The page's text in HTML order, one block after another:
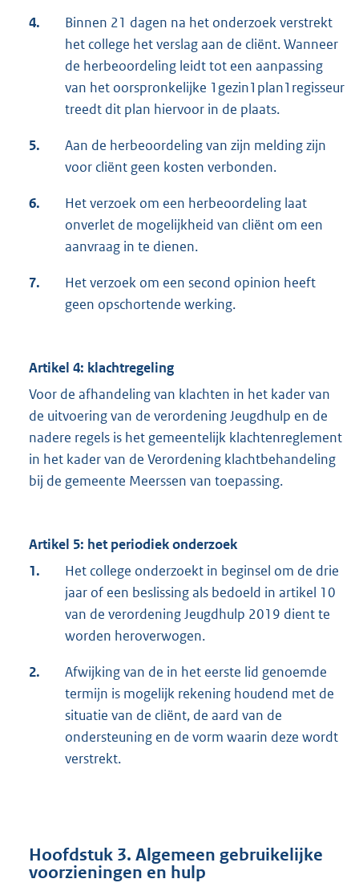
4.
Binnen 21 dagen na het onderzoek verstrekt
het college het verslag aan de cliënt. Wanneer
de herbeoordeling leidt tot een aanpassing
van het oorspronkelijke 1gezin1plan1regisseur
treedt dit plan hiervoor in de plaats.
5.
Aan de herbeoordeling van zijn melding zijn
voor cliënt geen kosten verbonden.
6.
Het verzoek om een herbeoordeling laat
onverlet de mogelijkheid van cliënt om een
aanvraag in te dienen.
7.
Het verzoek om een second opinion heeft
geen opschortende werking.
Artikel 4: klachtregeling
Voor de afhandeling van klachten in het kader van
de uitvoering van de verordening Jeugdhulp en de
nadere regels is het gemeentelijk klachtenreglement
in het kader van de Verordening klachtbehandeling
bij de gemeente Meerssen van toepassing.
Artikel 5: het periodiek onderzoek
1.
Het college onderzoekt in beginsel om de drie
jaar of een beslissing als bedoeld in artikel 10
van de verordening Jeugdhulp 2019 dient te
worden heroverwogen.
2.
Afwijking van de in het eerste lid genoemde
termijn is mogelijk rekening houdend met de
situatie van de cliënt, de aard van de
ondersteuning en de vorm waarin deze wordt
verstrekt.
Hoofdstuk 3. Algemeen gebruikelijke
voorzieningen en hulp